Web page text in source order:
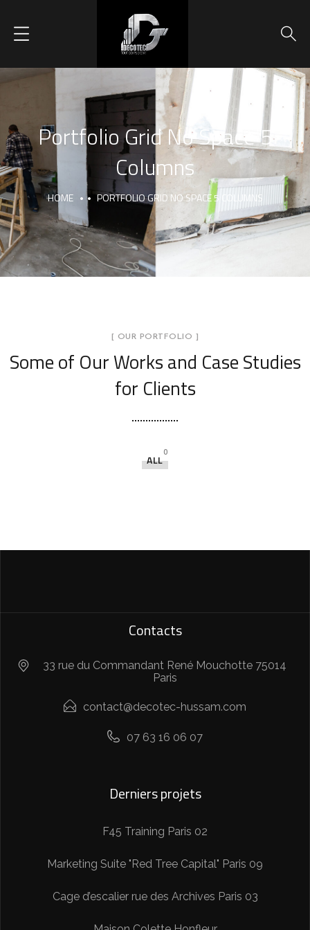
Portfolio Grid No Space 5
Columns
HOME PORTFOLIO GRID NO SPACE 5 COLUMNS
[ OUR PORTFOLIO ]
Some of Our Worksand Case Studies
for Clients
ALL
0
Contacts
33 rue du Commandant René Mouchotte 75014
Paris
contact@decotec-hussam.com
07 63 16 06 07
Derniers projets
F45 Training Paris 02
Marketing Suite "Red Tree Capital" Paris 09
Cage d’escalier rue des Archives Paris 03